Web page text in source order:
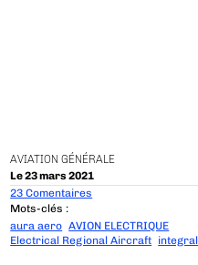
AVIATION GÉNÉRALE
Le 23 mars 2021
23 Comentaires
Mots-clés :
aura aero AVION ELECTRIQUE
Electrical Regional Aircraft integral